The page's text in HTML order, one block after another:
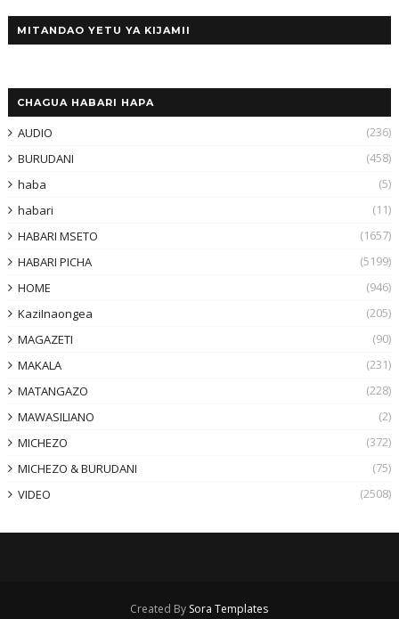
MITANDAO YETU YA KIJAMII
CHAGUA HABARI HAPA
AUDIO
(236)
BURUDANI
(458)
haba
(5)
habari
(11)
HABARI MSETO
(1657)
HABARI PICHA
(5199)
HOME
(946)
KaziInaongea
(205)
MAGAZETI
(90)
MAKALA
(231)
MATANGAZO
(228)
MAWASILIANO
(2)
MICHEZO
(372)
MICHEZO & BURUDANI
(75)
VIDEO
(2508)
Created By Sora Templates